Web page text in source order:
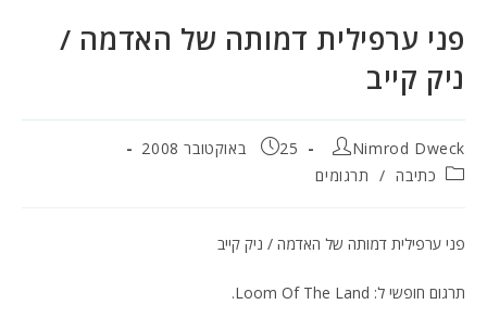
פני ערפילית דמותה של האדמה /
ניק קייב
מחבר:
Nimrod Dweck פורסם:
25 באוקטובר 2008
קטגוריה:
כתיבה / תרגומים
פני ערפילית דמותה של האדמה / ניק קייב
תרגום חופשי ל: Loom Of The Land
.